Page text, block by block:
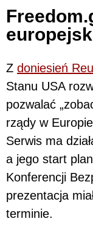
Z doniesień
Stanu USA
pozwalać
rządy w
Serwis ma
a jego start
Konferencji
prezentacja
terminie.